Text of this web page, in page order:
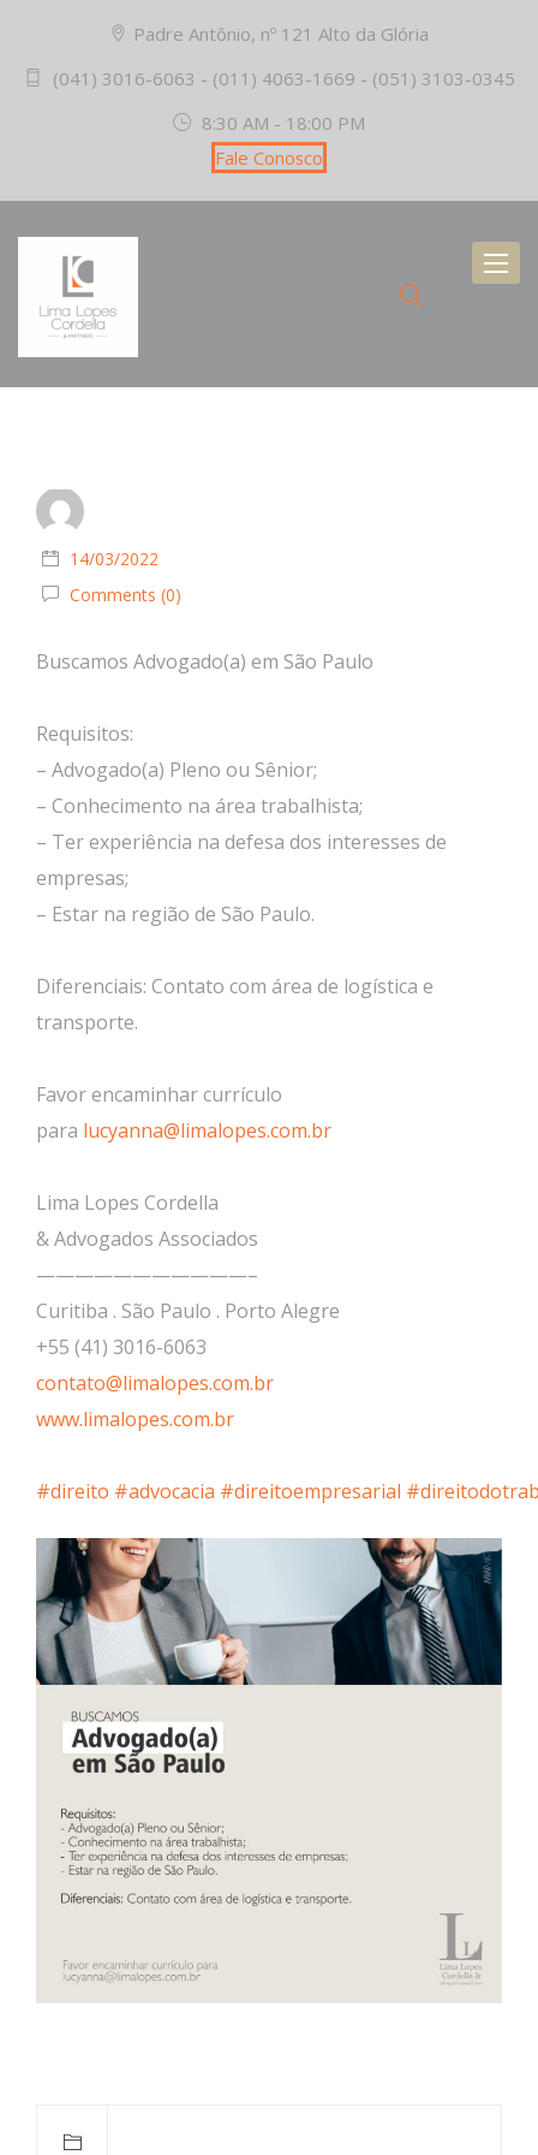
Padre Antônio, nº 121 Alto da Glória
(041) 3016-6063 - (011) 4063-1669 - (051) 3103-0345
8:30 AM - 18:00 PM
Fale Conosco
14/03/2022
Comments (0)
Buscamos Advogado(a) em São Paulo
Requisitos:
– Advogado(a) Pleno ou Sênior;
– Conhecimento na área trabalhista;
– Ter experiência na defesa dos interesses de
empresas;
– Estar na região de São Paulo.
Diferenciais: Contato com área de logística e
transporte.
Favor encaminhar currículo
para lucyanna@limalopes.com.br
Lima Lopes Cordella
& Advogados Associados
———————————–
Curitiba . São Paulo . Porto Alegre
+55 (41) 3016-6063
contato@limalopes.com.br
www.limalopes.com.br
#direito #advocacia #direitoempresarial